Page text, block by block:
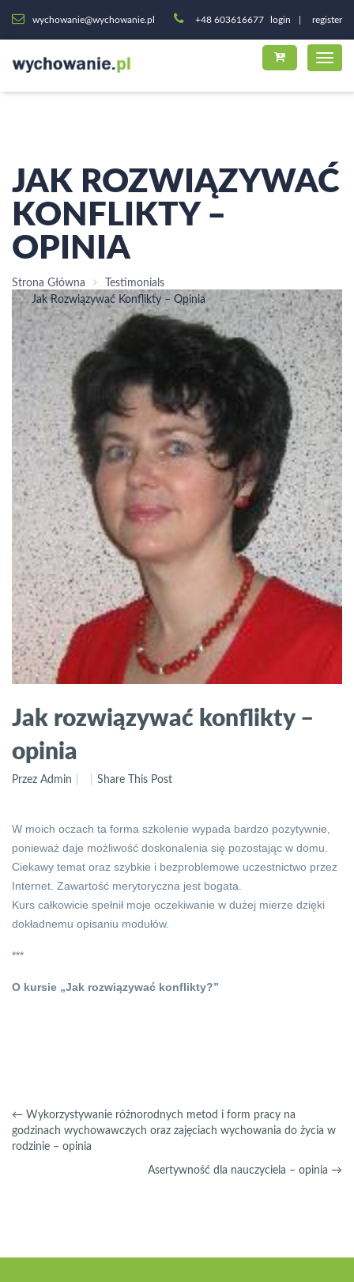
wychowanie@wychowanie.pl +48 603616677 login register
JAK ROZWIĄZYWAĆ
KONFLIKTY –
OPINIA
Strona Główna
Testimonials
Jak Rozwiązywać Konflikty – Opinia
Jak rozwiązywać konflikty –
opinia
Przez Admin Share This Post
W moich oczach ta forma szkolenie wypada bardzo pozytywnie,
ponieważ daje możliwość doskonalenia się pozostając w domu.
Ciekawy temat oraz szybkie i bezproblemowe uczestnictwo przez
Internet. Zawartość merytoryczna jest bogata.
Kurs całkowicie spełnił moje oczekiwanie w dużej mierze dzięki
dokładnemu opisaniu modułów.
***
O kursie „Jak rozwiązywać konflikty?”
← Wykorzystywanie różnorodnych metod i form pracy na
godzinach wychowawczych oraz zajęciach wychowania do życia w
rodzinie – opinia
Asertywność dla nauczyciela – opinia →